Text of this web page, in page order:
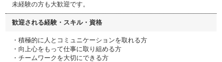
未経験の方も大歓迎です。
歓迎される経験・スキル・資格
・積極的に人とコミュニケーションを取れる方
・向上心をもって仕事に取り組める方
・チームワークを大切にできる方